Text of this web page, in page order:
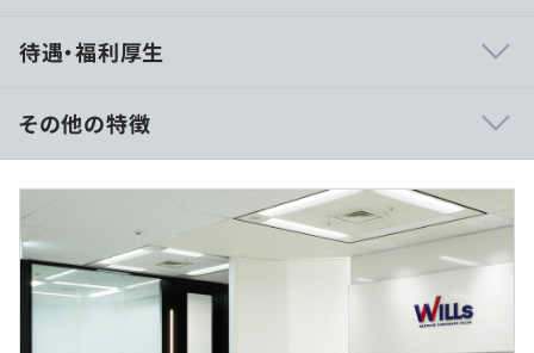
当社の技術情報を外部へ発信するため、技術ブログの公開
ウハウを蓄積し、新入社員の入社時や他の人の業務を代理
でおこなう際などに役立てています。
また、出社とリモートを組み合わせたハイブリットワーク
でメリハリをつけた働き方をしています。
【主力プロダクト】
待遇・福利厚生
■給与詳細は現職給与を加味して当社規定により決定しま
す。
・固定残業代45時間分を含みます。（役割・職責により管
理監督者としての採用となる場合があり、その場合は適用
外）
・業績により別途決算賞与を支給することがあります。
その他の特徴